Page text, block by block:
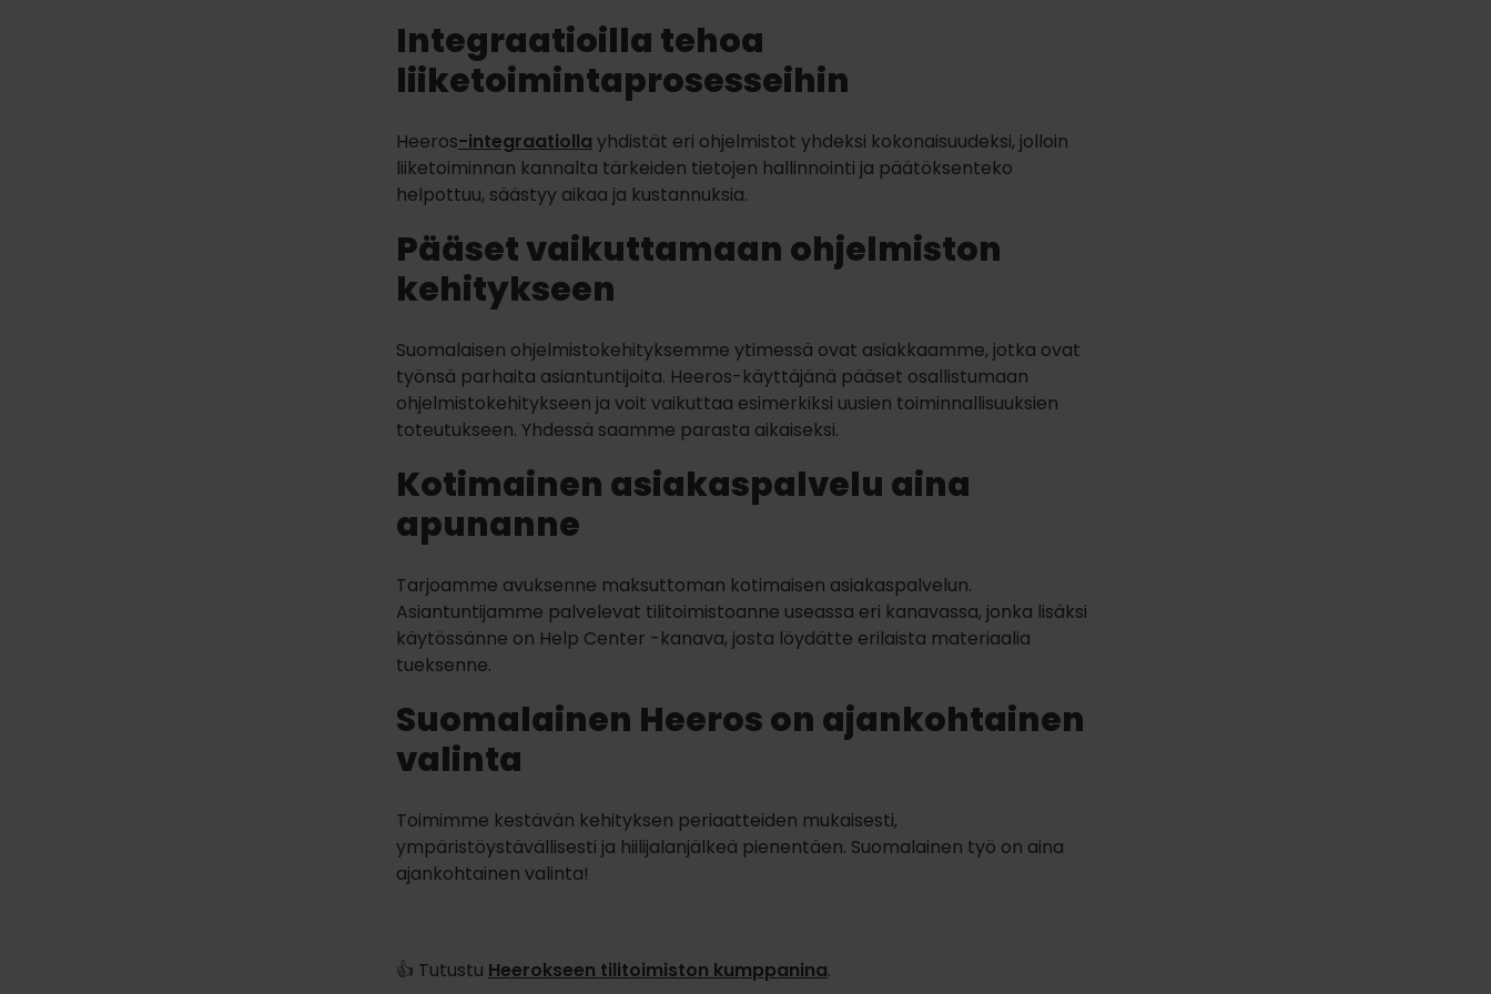
Integraatioilla tehoa
liiketoimintaprosesseihin
Heeros-integraatiolla yhdistät eri ohjelmistot yhdeksi kokonaisuudeksi, jolloin
liiketoiminnan kannalta tärkeiden tietojen hallinnointi ja päätöksenteko
helpottuu, säästyy aikaa ja kustannuksia.
Pääset vaikuttamaan ohjelmiston
kehitykseen
Suomalaisen ohjelmistokehityksemme ytimessä ovat asiakkaamme, jotka ovat
työnsä parhaita asiantuntijoita. Heeros-käyttäjänä pääset osallistumaan
ohjelmistokehitykseen ja voit vaikuttaa esimerkiksi uusien toiminnallisuuksien
toteutukseen. Yhdessä saamme parasta aikaiseksi.
Kotimainen asiakaspalvelu aina
apunanne
Tarjoamme avuksenne maksuttoman kotimaisen asiakaspalvelun.
Asiantuntijamme palvelevat tilitoimistoanne useassa eri kanavassa, jonka lisäksi
käytössänne on Help Center -kanava, josta löydätte erilaista materiaalia
tueksenne.
Suomalainen Heeros on ajankohtainen
valinta
Toimimme kestävän kehityksen periaatteiden mukaisesti,
ympäristöystävällisesti ja hiilijalanjälkeä pienentäen. Suomalainen työ on aina
ajankohtainen valinta!
👍 Tutustu Heerokseen tilitoimiston kumppanina.